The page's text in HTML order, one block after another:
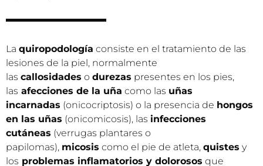
La quiropodología consiste en el tratamiento de las
lesiones de la piel, normalmente
las callosidades o durezas presentes en los pies,
las afecciones de la uña como las uñas
incarnadas (onicocriptosis) o la presencia de hongos
en las uñas (onicomicosis), las infecciones
cutáneas (verrugas plantares o
papilomas), micosis como el pie de atleta, quistes y
los problemas inflamatorios y dolorosos que